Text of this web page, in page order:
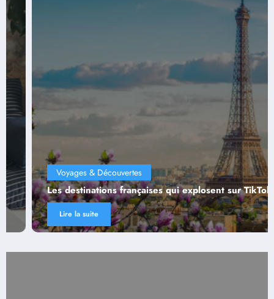
Inspiration & Lifestyle
Ville ou campagne : que choisissent les Français ?
Lire la suite